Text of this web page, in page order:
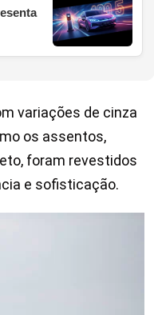
variações de cinza
os assentos,
foram revestidos
e sofisticação.